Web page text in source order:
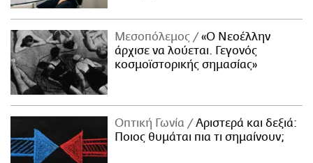
Μεσοπόλεμος
«Ο Νεοέλλην
άρχισε να λούεται. Γεγονός
κοσμοϊστορικής σημασίας»
Οπτική Γωνία
Αριστερά και δεξιά:
Ποιος θυμάται πια τι σημαίνουν;